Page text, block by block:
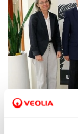
06 JUL 2022